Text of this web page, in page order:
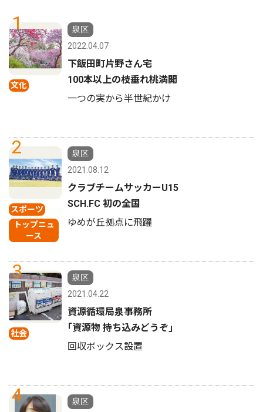
1
文化
泉区
2022.04.07
下飯田町片野さん宅
100本以上の枝垂れ桃満開
一つの実から半世紀かけ
2
スポーツ
トップニュ
ース
泉区
2021.08.12
クラブチームサッカーU15
SCH.FC 初の全国
ゆめが丘拠点に飛躍
3
社会
泉区
2021.04.22
資源循環局泉事務所
｢資源物 持ち込みどうぞ｣
回収ボックス設置
4
泉区